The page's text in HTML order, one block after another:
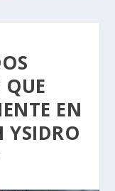
QUE
EN
YSIDRO